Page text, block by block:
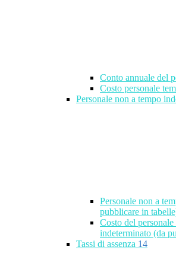
Conto annuale del
Costo personale
Personale non a tempo
Personale non a
pubblicare in
Costo del
indeterminato (da
Tassi di assenza 14